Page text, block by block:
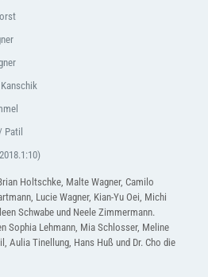
Patil
Holtschke, Malte Wagner, Camilo
Lucie Wagner, Kian-Yu Oei, Michi
Schwabe und Neele Zimmermann.
Sophia Lehmann, Mia Schlosser, Meline
Aulia Tinellung, Hans Huß und Dr. Cho die